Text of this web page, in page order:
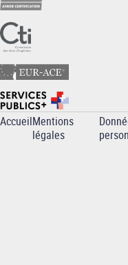
AccueilMentions
légales